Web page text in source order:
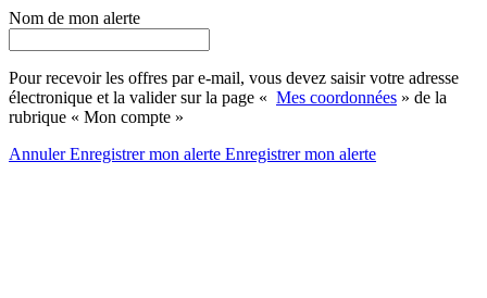
Nom de mon alerte
Pour recevoir les offres par e-mail, vous devez saisir votre adresse
électronique et la valider sur la page « Mes coordonnées » de la
rubrique « Mon compte »
AnnulerEnregistrer mon alerte Enregistrermon alerte